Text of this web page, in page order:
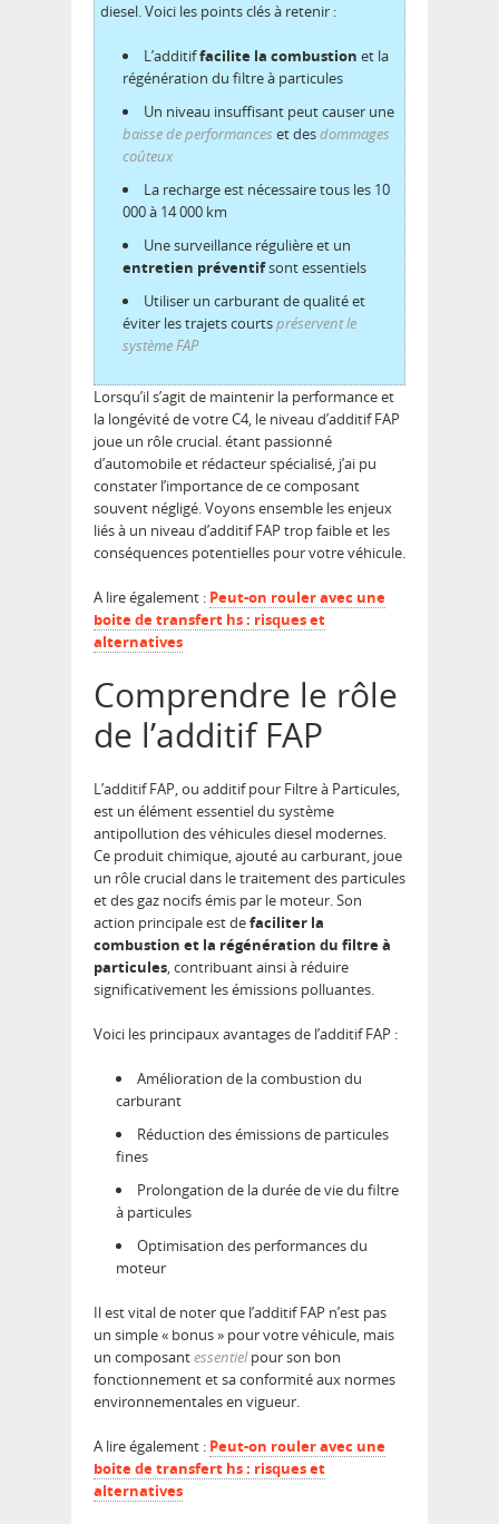
diesel. Voici les points clés à retenir :
L’additiffacilite la combustion et la
régénération du filtre à particules
Un niveau insuffisant peut causer une
baisse de performances et desdommages
coûteux
La recharge est nécessaire tous les 10
000 à 14 000 km
Une surveillance régulière et un
entretien préventifsont essentiels
Utiliser un carburant de qualité et
éviter les trajets courtspréservent le
système FAP
Lorsqu’il s’agit de maintenir la performance et
la longévité de votre C4, le niveau d’additif FAP
joue un rôle crucial. étant passionné
d’automobile et rédacteur spécialisé, j’ai pu
constater l’importance de ce composant
souvent négligé. Voyons ensemble les enjeux
liés à un niveau d’additif FAP trop faible et les
conséquences potentielles pour votre véhicule.
A lire également : Peut-on rouler avec une
boite de transfert hs : risques et
alternatives
Comprendre le rôle
de l’additif FAP
L’additif FAP, ou additif pour Filtre à Particules,
est un élément essentiel du système
antipollution des véhicules diesel modernes.
Ce produit chimique, ajouté au carburant, joue
un rôle crucial dans le traitement des particules
et des gaz nocifs émis par le moteur. Son
action principale est defaciliter la
combustion et la régénération du filtre à
particules, contribuant ainsi à réduire
significativement les émissions polluantes.
Voici les principaux avantages de l’additif FAP :
Amélioration de la combustion du
carburant
Réduction des émissions de particules
fines
Prolongation de la durée de vie du filtre
à particules
Optimisation des performances du
moteur
Il est vital de noter que l’additif FAP n’est pas
un simple « bonus » pour votre véhicule, mais
un composantessentielpour son bon
fonctionnement et sa conformité aux normes
environnementales en vigueur.
A lire également : Peut-on rouler avec une
boite de transfert hs : risques et
alternatives